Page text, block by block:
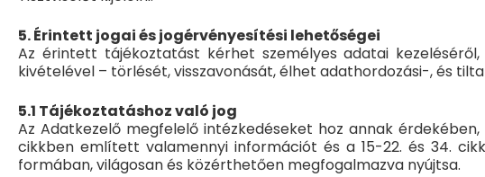
5. Érintett jogai és jogérvényesítési lehetőségei
Az érintett tájékoztatást kérhet személyes adatai
kivételével – törlését, visszavonását, élhet adathordozási-, és
5.1 Tájékoztatáshoz való jog
Az Adatkezelő megfelelő intézkedéseket hoz annak
cikkben említett valamennyi információt és a 15-22. és 34.
formában, világosan és közérthetően megfogalmazva nyújtsa.